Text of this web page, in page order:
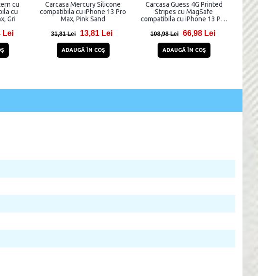
cu
cu
Gri
Lei
Carcasa Mercury Silicone
compatibila cu iPhone 13 Pro
Max, Pink Sand
31,81 Lei 13,81 Lei
ADAUGĂ ÎN COŞ
Carcasa Guess 4G Printed
Stripes cu MagSafe
compatibila cu iPhone 13 Pro
108,98 Lei 66,98 Lei
ADAUGĂ ÎN COŞ